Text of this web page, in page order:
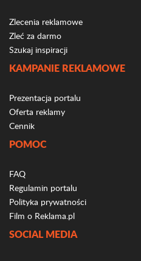
Zlecenia reklamowe
Zleć za darmo
Szukaj inspiracji
KAMPANIE REKLAMOWE
Prezentacja portalu
Oferta reklamy
Cennik
POMOC
FAQ
Regulamin portalu
Polityka prywatności
Film o Reklama.pl
SOCIAL MEDIA